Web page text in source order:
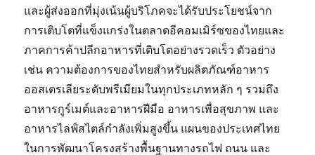
และผู้ส่งออกที่มุ่งเน้นผู้บริโภคจะได้รับประโยชน์จาก
การเติบโตที่แข็งแกร่งในตลาดอีคอมเมิร์ซของไทยและ
ภาคการค้าปลีกอาหารที่เติบโตอย่างรวดเร็ว ตัวอย่าง
เช่น ความต้องการของไทยสำหรับผลิตภัณฑ์อาหาร
ออสเตรเลียระดับพรีเมียมในทุกประเภทหลัก ๆ รวมถึง
อาหารกูร์เมต์และอาหารฝีมือ อาหารเพื่อสุขภาพ และ
อาหารไลฟ์สไตล์กำลังเพิ่มสูงขึ้น แผนของประเทศไทย
ในการพัฒนาโครงสร้างพื้นฐานทางรถไฟ ถนน และ